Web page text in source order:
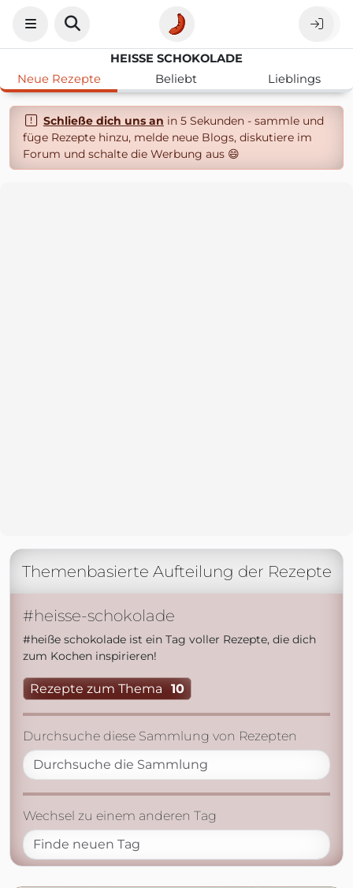
HEISSE SCHOKOLADE
Neue Rezepte
Beliebt Lieblings
Schließe dich uns an in 5 Sekunden - sammle und
füge Rezepte hinzu, melde neue Blogs, diskutiere im
Forum und schalte die Werbung aus 😄
Themenbasierte Aufteilung der Rezepte
#heisse-schokolade
#heiße schokolade ist ein Tag voller Rezepte, die dich
zum Kochen inspirieren!
Rezepte zum Thema 10
Durchsuche diese Sammlung von Rezepten
Wechsel zu einem anderen Tag